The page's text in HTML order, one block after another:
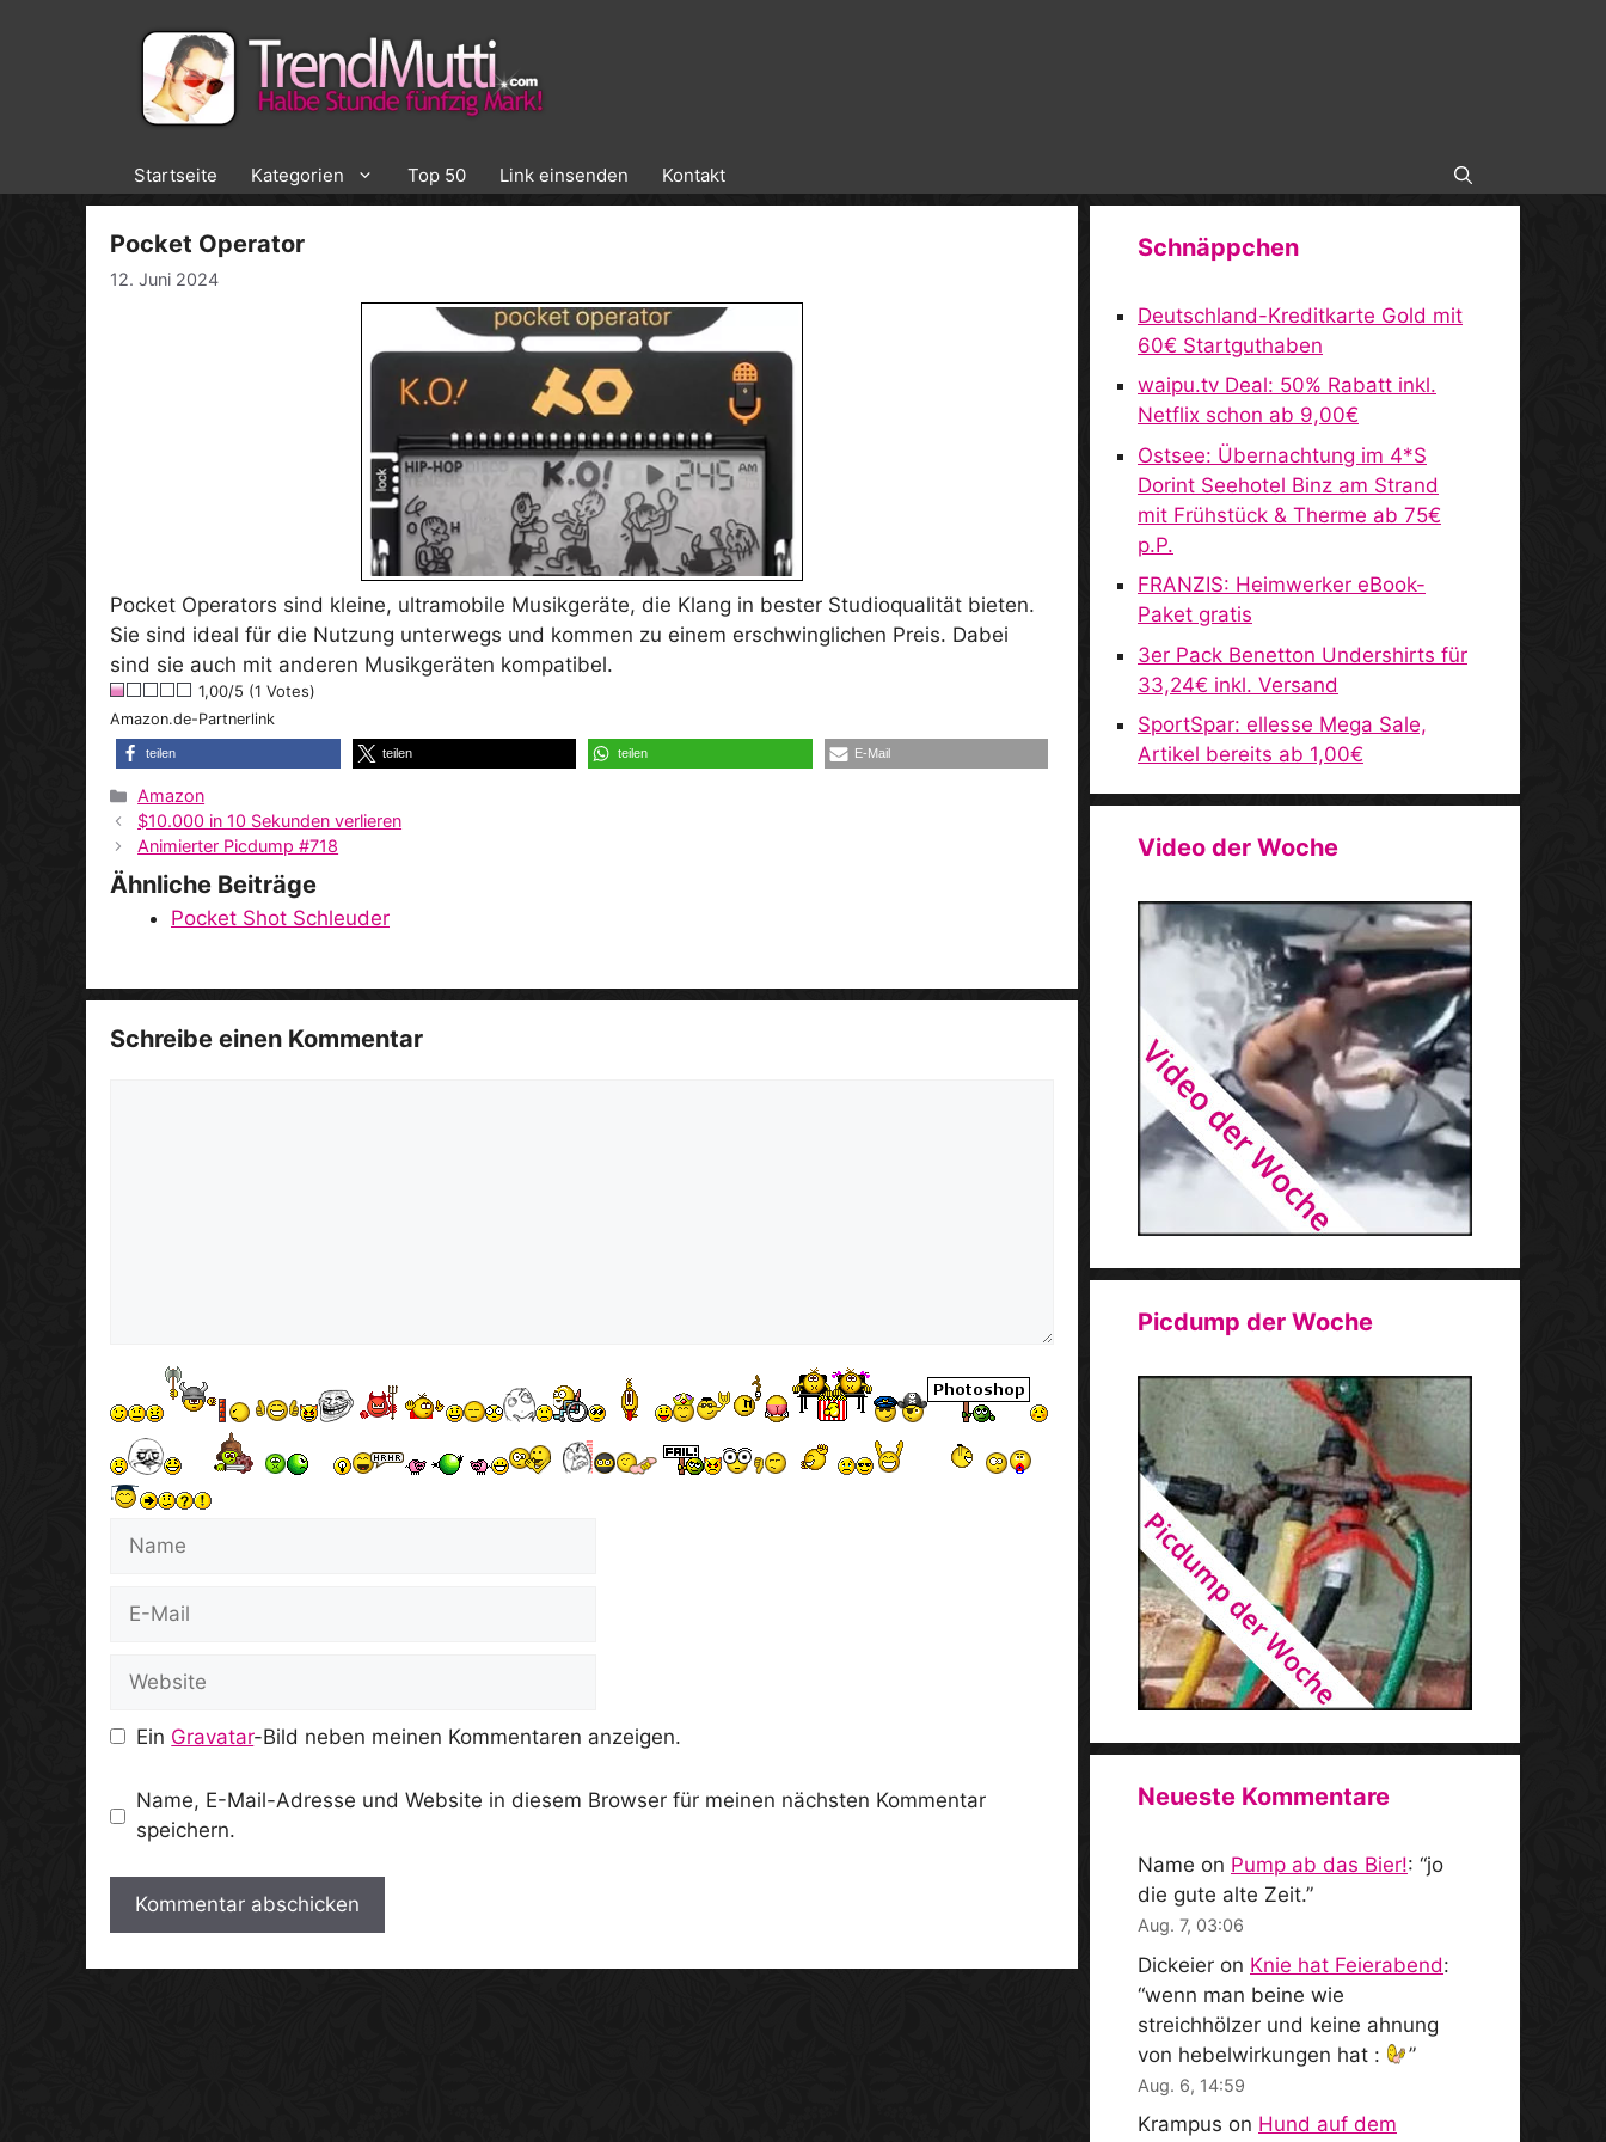
Startseite Kategorien Top 50 Link einsenden Kontakt
Pocket Operator
12. Juni 2024
Pocket Operators sind kleine, ultramobile Musikgeräte, die Klang in bester Studioqualität bieten.
Sie sind ideal für die Nutzung unterwegs und kommen zu einem erschwinglichen Preis. Dabei
sind sie auch mit anderen Musikgeräten kompatibel.
1,00/5 (1 Votes)
Amazon.de-Partnerlink
teilen teilen teilen E-Mail
Kategorien
Amazon
$10.000 in 10 Sekunden verlieren
Animierter Picdump #718
Ähnliche Beiträge
Pocket Shot Schleuder
Schreibe einen Kommentar
Mail
Ein Gravatar-Bild neben meinen Kommentaren anzeigen.
Name, E-Mail-Adresse und Website in diesem Browser für meinen nächsten Kommentar
speichern.
Schnäppchen
Deutschland-Kreditkarte Gold mit
60€ Startguthaben
waipu.tv Deal: 50% Rabatt inkl.
Netflix schon ab 9,00€
Ostsee: Übernachtung im 4*S
Dorint Seehotel Binz am Strand
mit Frühstück & Therme ab 75€
p.P.
FRANZIS: Heimwerker eBook-
Paket gratis
3er Pack Benetton Undershirts für
33,24€ inkl. Versand
SportSpar: ellesse Mega Sale,
Artikel bereits ab 1,00€
Video der Woche
Picdump der Woche
Neueste Kommentare
Name on Pump ab das Bier!: “jo
die gute alte Zeit.”
Aug. 7, 03:06
Dickeier on Knie hat Feierabend:
“wenn man beine wie
streichhölzer und keine ahnung
von hebelwirkungen hat :
”
Aug. 6, 14:59
Krampus on Hund auf dem